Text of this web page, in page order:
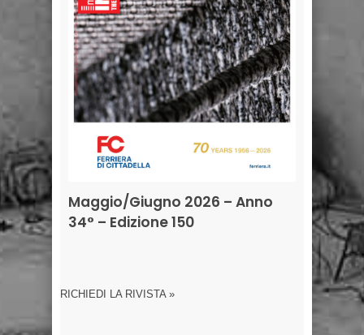
Maggio/Giugno 2026 – Anno
34° – Edizione 150
RICHIEDI LA RIVISTA »